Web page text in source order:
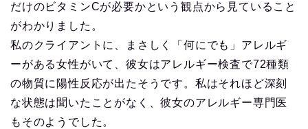
だけのビタミンCが必要かという観点から見ていること
がわかりました。
私のクライアントに、まさしく「何にでも」アレルギ
ーがある女性がいて、彼女はアレルギー検査で72種類
の物質に陽性反応が出たそうです。私はそれほど深刻
な状態は聞いたことがなく、彼女のアレルギー専門医
もそのようでした。